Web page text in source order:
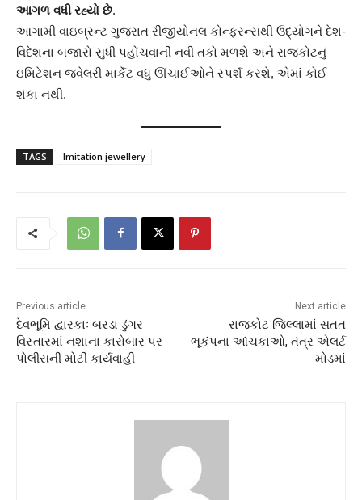
આગળ વધી રહ્યો છે.
આગામી વાઇબ્રન્ટ ગુજરાત રીજીયોનલ કોન્ફરન્સથી ઉદ્યોગને દેશ-
વિદેશના બજારો સુધી પહોંચવાની નવી તકો મળશે અને રાજકોટનું
ઇમિટેશન જ્વેલરી માર્કેટ વધુ ઊંચાઈઓને સ્પર્શ કરશે, એમાં કોઈ
શંકા નથી.
TAGS Imitation jewellery
Previous article
દેવભૂમિ દ્વારકાઃ બરડા ડુંગર
વિસ્તારમાં નશાના કારોબાર પર
પોલીસની મોટી કાર્યવાહી
Next article
રાજકોટ જિલ્લામાં સતત
ભૂકંપના આંચકાઓ, તંત્ર એલર્ટ
મોડમાં